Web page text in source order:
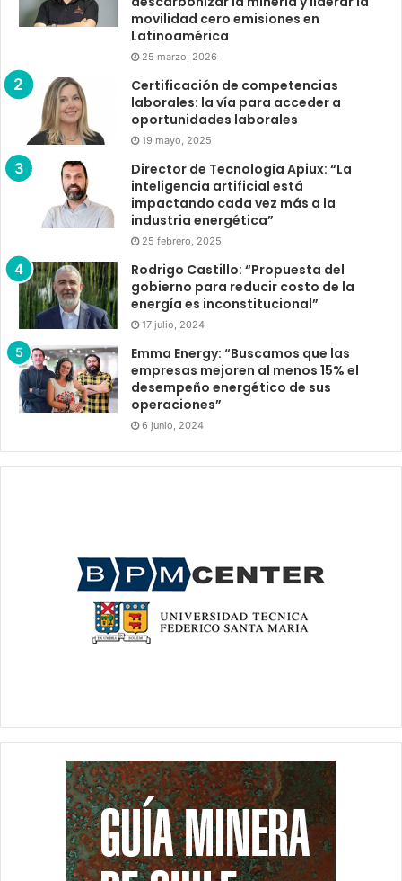
movilidad cero emisiones en
Latinoamérica
25 marzo, 2026
Certificación de competencias
laborales: la vía para acceder a
oportunidades laborales
19 mayo, 2025
Director de Tecnología Apiux: “La
inteligencia artificial está
impactando cada vez más a la
industria energética”
25 febrero, 2025
Rodrigo Castillo: “Propuesta del
gobierno para reducir costo de la
energía es inconstitucional”
17 julio, 2024
Emma Energy: “Buscamos que las
empresas mejoren al menos 15% el
desempeño energético de sus
operaciones”
6 junio, 2024